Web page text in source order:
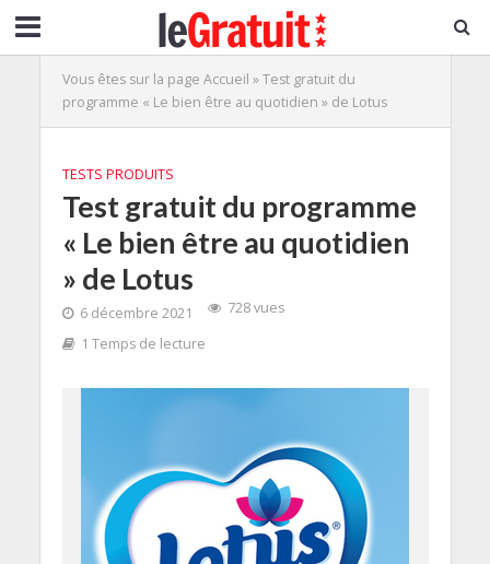
Vous êtes sur la page Accueil »Test gratuit du
programme « Le bien être au quotidien » de Lotus
TESTS PRODUITS
Test gratuit du programme
« Le bien être au quotidien
» de Lotus
6 décembre 2021
728 vues
1 Temps de lecture